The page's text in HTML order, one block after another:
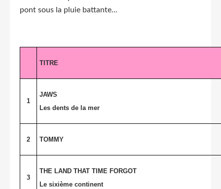
pont sous la pluie battante...
TITRE
1
JAWS
Les dents de la mer
2 TOMMY
3
THE LAND THAT TIME FORGOT
Le sixième continent